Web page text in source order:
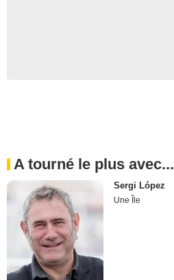
A tourné le plus avec...
Sergi López
Une Île